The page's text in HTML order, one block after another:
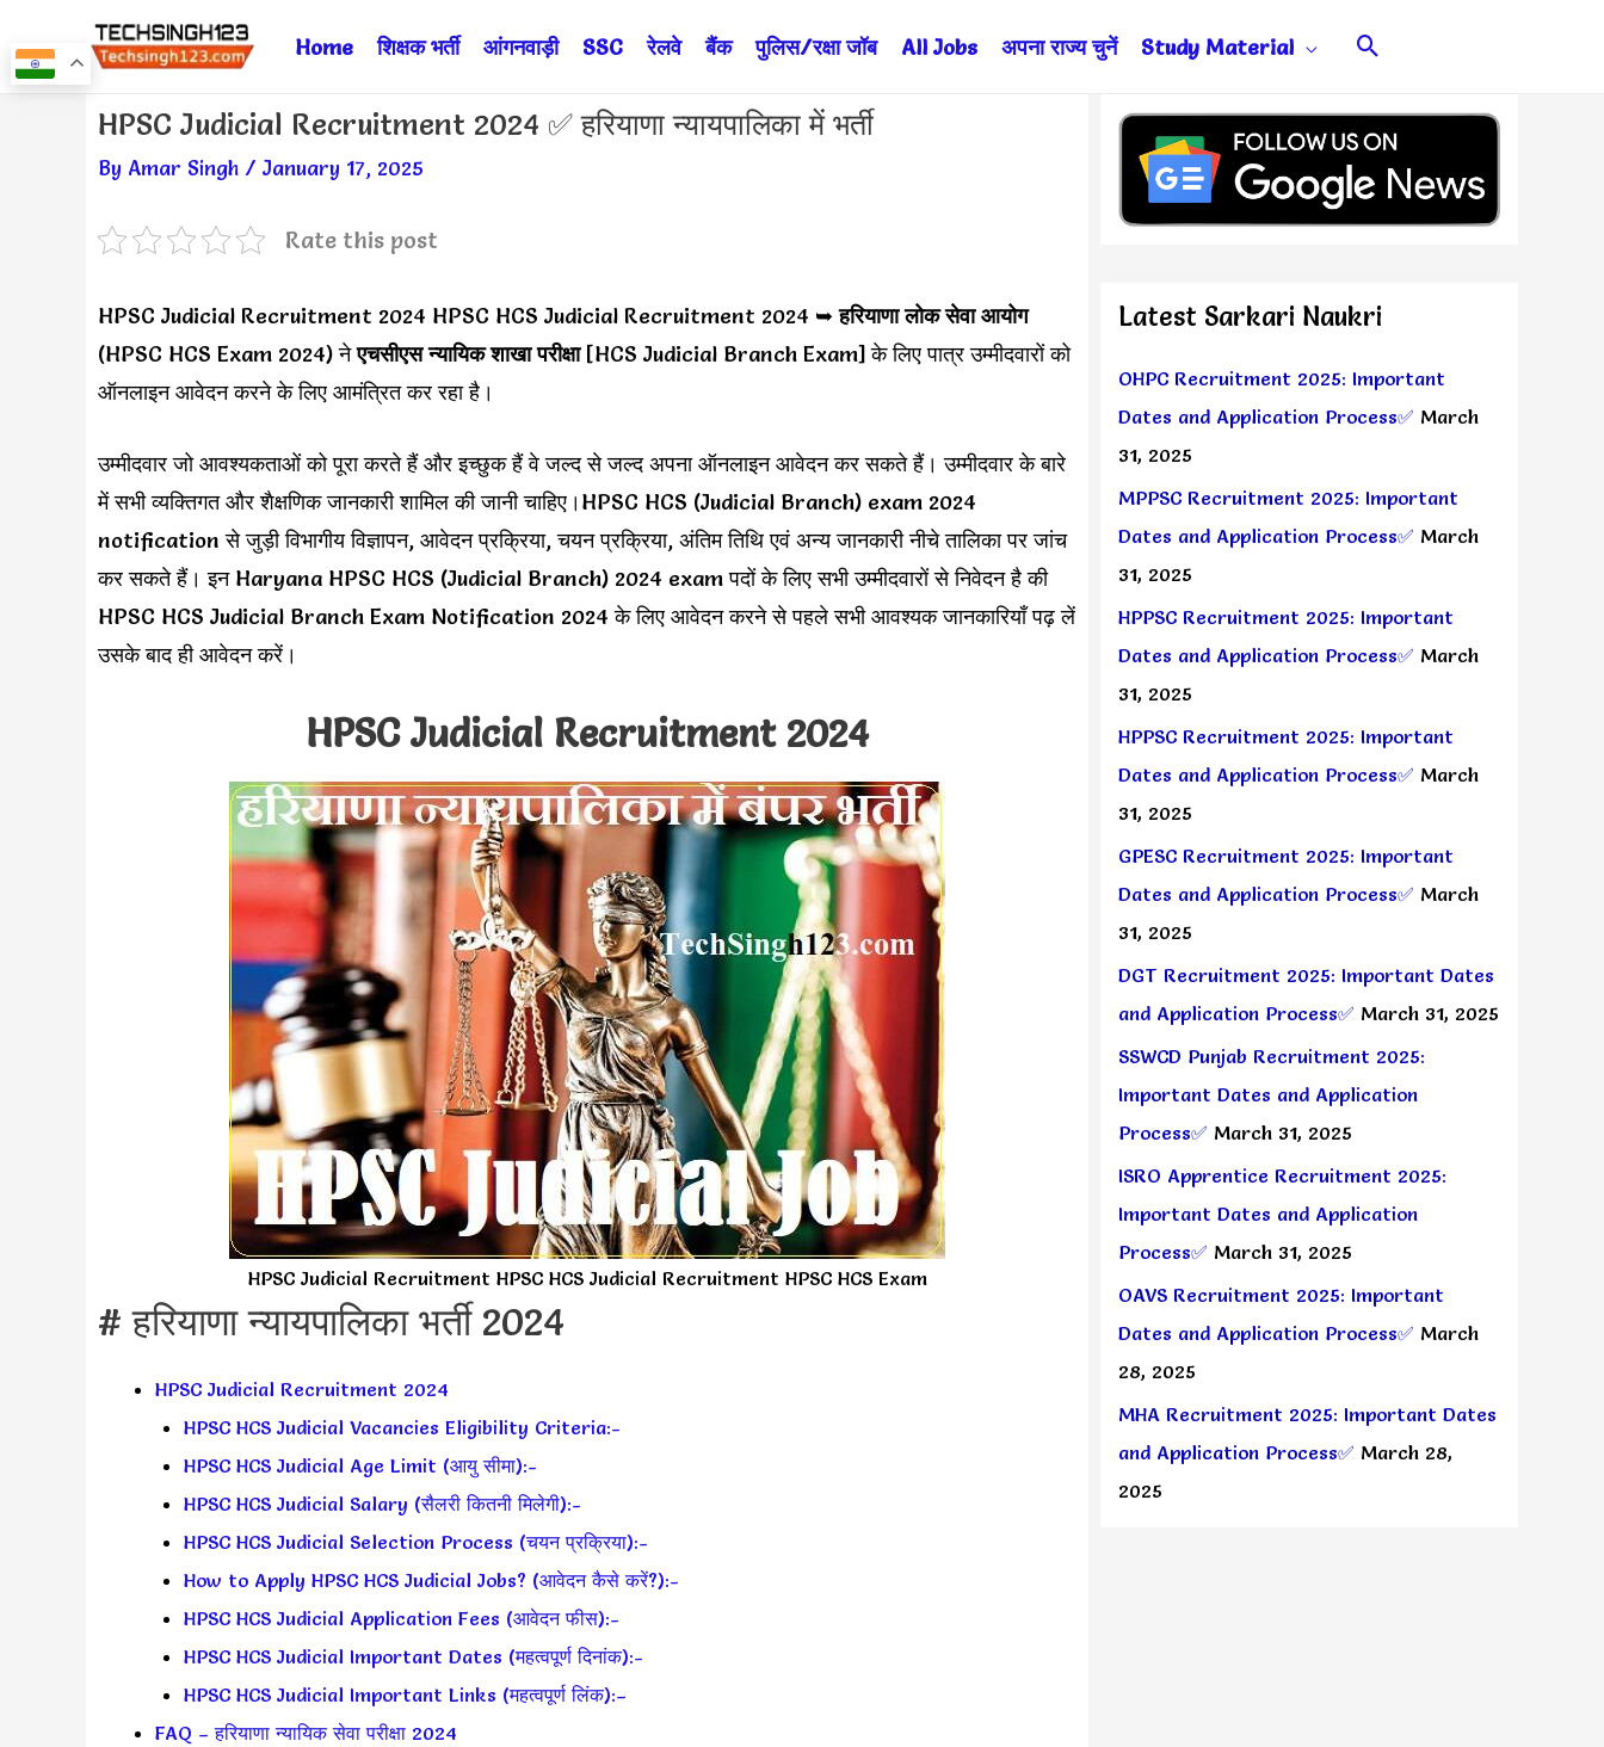
to
Home शिक्षक भर्ती आंगनवाड़ी SSC रेलवे बैंक पुलिस/रक्षा जॉब All Jobs अपना राज्य चुनें Study Material Search
HPSC Judicial Recruitment 2024 ✅ हरियाणा न्यायपालिका में भर्ती
By Amar Singh / January 17, 2025
Rate this post
HPSC Judicial Recruitment 2024 HPSC HCS Judicial Recruitment 2024 ➥हरियाणा लोक सेवा आयोग
(HPSC HCS Exam 2024) नेएचसीएस न्यायिक शाखा परीक्षा[HCS Judicial Branch Exam] के लिए पात्र उम्मीदवारों को
ऑनलाइन आवेदन करने के लिए आमंत्रित कर रहा है।
उम्मीदवार जो आवश्यकताओं को पूरा करते हैं और इच्छुक हैं वे जल्द से जल्द अपना ऑनलाइन आवेदन कर सकते हैं। उम्मीदवार के बारे
में सभी व्यक्तिगत और शैक्षणिक जानकारी शामिल की जानी चाहिए।HPSC HCS (Judicial Branch) exam 2024
notification से जुड़ी विभागीय विज्ञापन, आवेदन प्रक्रिया, चयन प्रक्रिया, अंतिम तिथि एवं अन्य जानकारी नीचे तालिका पर जांच
कर सकते हैं। इन Haryana HPSC HCS (Judicial Branch) 2024 exam पदों के लिए सभी उम्मीदवारों से निवेदन है की
HPSC HCS Judicial Branch Exam Notification 2024 के लिए आवेदन करने से पहले सभी आवश्यक जानकारियाँ पढ़ लें
उसके बाद ही आवेदन करें।
HPSC Judicial Recruitment 2024
HPSC Judicial Recruitment HPSC HCS Judicial Recruitment HPSC HCS Exam
# हरियाणा न्यायपालिका भर्ती 2024
HPSC Judicial Recruitment 2024
HPSC HCS Judicial Vacancies Eligibility Criteria:-
HPSC HCS Judicial Age Limit (आयु सीमा):-
HPSC HCS Judicial Salary (सैलरी कितनी मिलेगी):-
HPSC HCS Judicial Selection Process (चयन प्रक्रिया):-
How to Apply HPSC HCS Judicial Jobs? (आवेदन कैसे करें?):-
HPSC HCS Judicial Application Fees (आवेदन फीस):-
HPSC HCS Judicial Important Dates (महत्वपूर्ण दिनांक):-
HPSC HCS Judicial Important Links (महत्वपूर्ण लिंक):–
FAQ – हरियाणा न्यायिक सेवा परीक्षा 2024
Post
Latest Sarkari Naukri
OHPC Recruitment 2025: Important
Dates and Application Process✅ March
31, 2025
MPPSC Recruitment 2025: Important
Dates and Application Process✅ March
31, 2025
HPPSC Recruitment 2025: Important
Dates and Application Process✅ March
31, 2025
HPPSC Recruitment 2025: Important
Dates and Application Process✅ March
31, 2025
GPESC Recruitment 2025: Important
Dates and Application Process✅ March
31, 2025
DGT Recruitment 2025: Important Dates
and Application Process✅ March 31, 2025
SSWCD Punjab Recruitment 2025:
Important Dates and Application
Process✅ March 31, 2025
ISRO Apprentice Recruitment 2025:
Important Dates and Application
Process✅ March 31, 2025
OAVS Recruitment 2025: Important
Dates and Application Process✅ March
28, 2025
MHA Recruitment 2025: Important Dates
and Application Process✅ March 28,
2025